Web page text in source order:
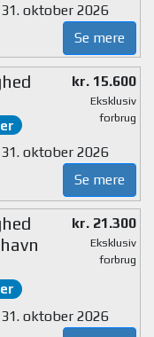
oktober 2026
Se mere
kr. 15.600
Eksklusiv
forbrug
oktober 2026
Se mere
kr. 21.300
Eksklusiv
forbrug
oktober 2026